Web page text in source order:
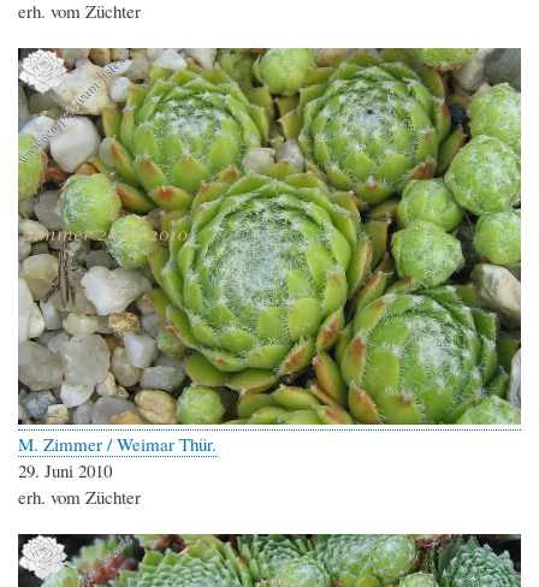
erh. vom Züchter
M. Zimmer / Weimar Thür.
29. Juni 2010
erh. vom Züchter